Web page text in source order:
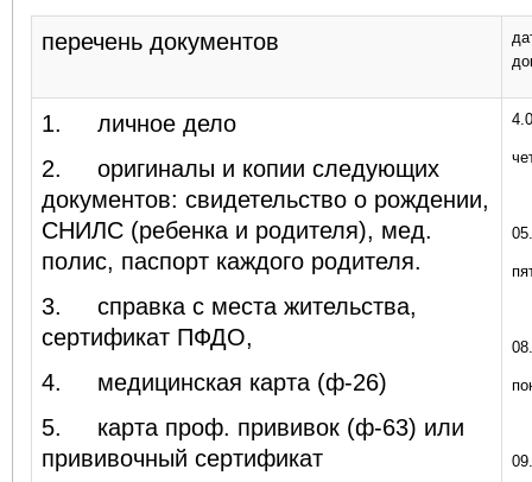
перечень документов
1.
личное дело
2.
оригиналы и копии следующих
документов: свидетельство о рождении,
СНИЛС (ребенка и родителя), мед.
полис, паспорт каждого родителя.
3.
справка с места жительства,
сертификат ПФДО,
4.
медицинская карта (ф-26)
5.
карта проф. прививок (ф-63) или
прививочный сертификат